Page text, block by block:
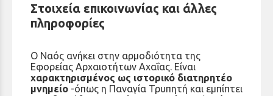
Στοιχεία επικοινωνίας και άλλες
πληροφορίες
O Ναός ανήκει στην αρμοδιότητα της
Εφορείας Αρχαιοτήτων Αχαΐας. Είναι
χαρακτηρισμένος ως ιστορικό διατηρητέο
μνημείο -όπως η Παναγία Τρυπητή και εμπίπτει